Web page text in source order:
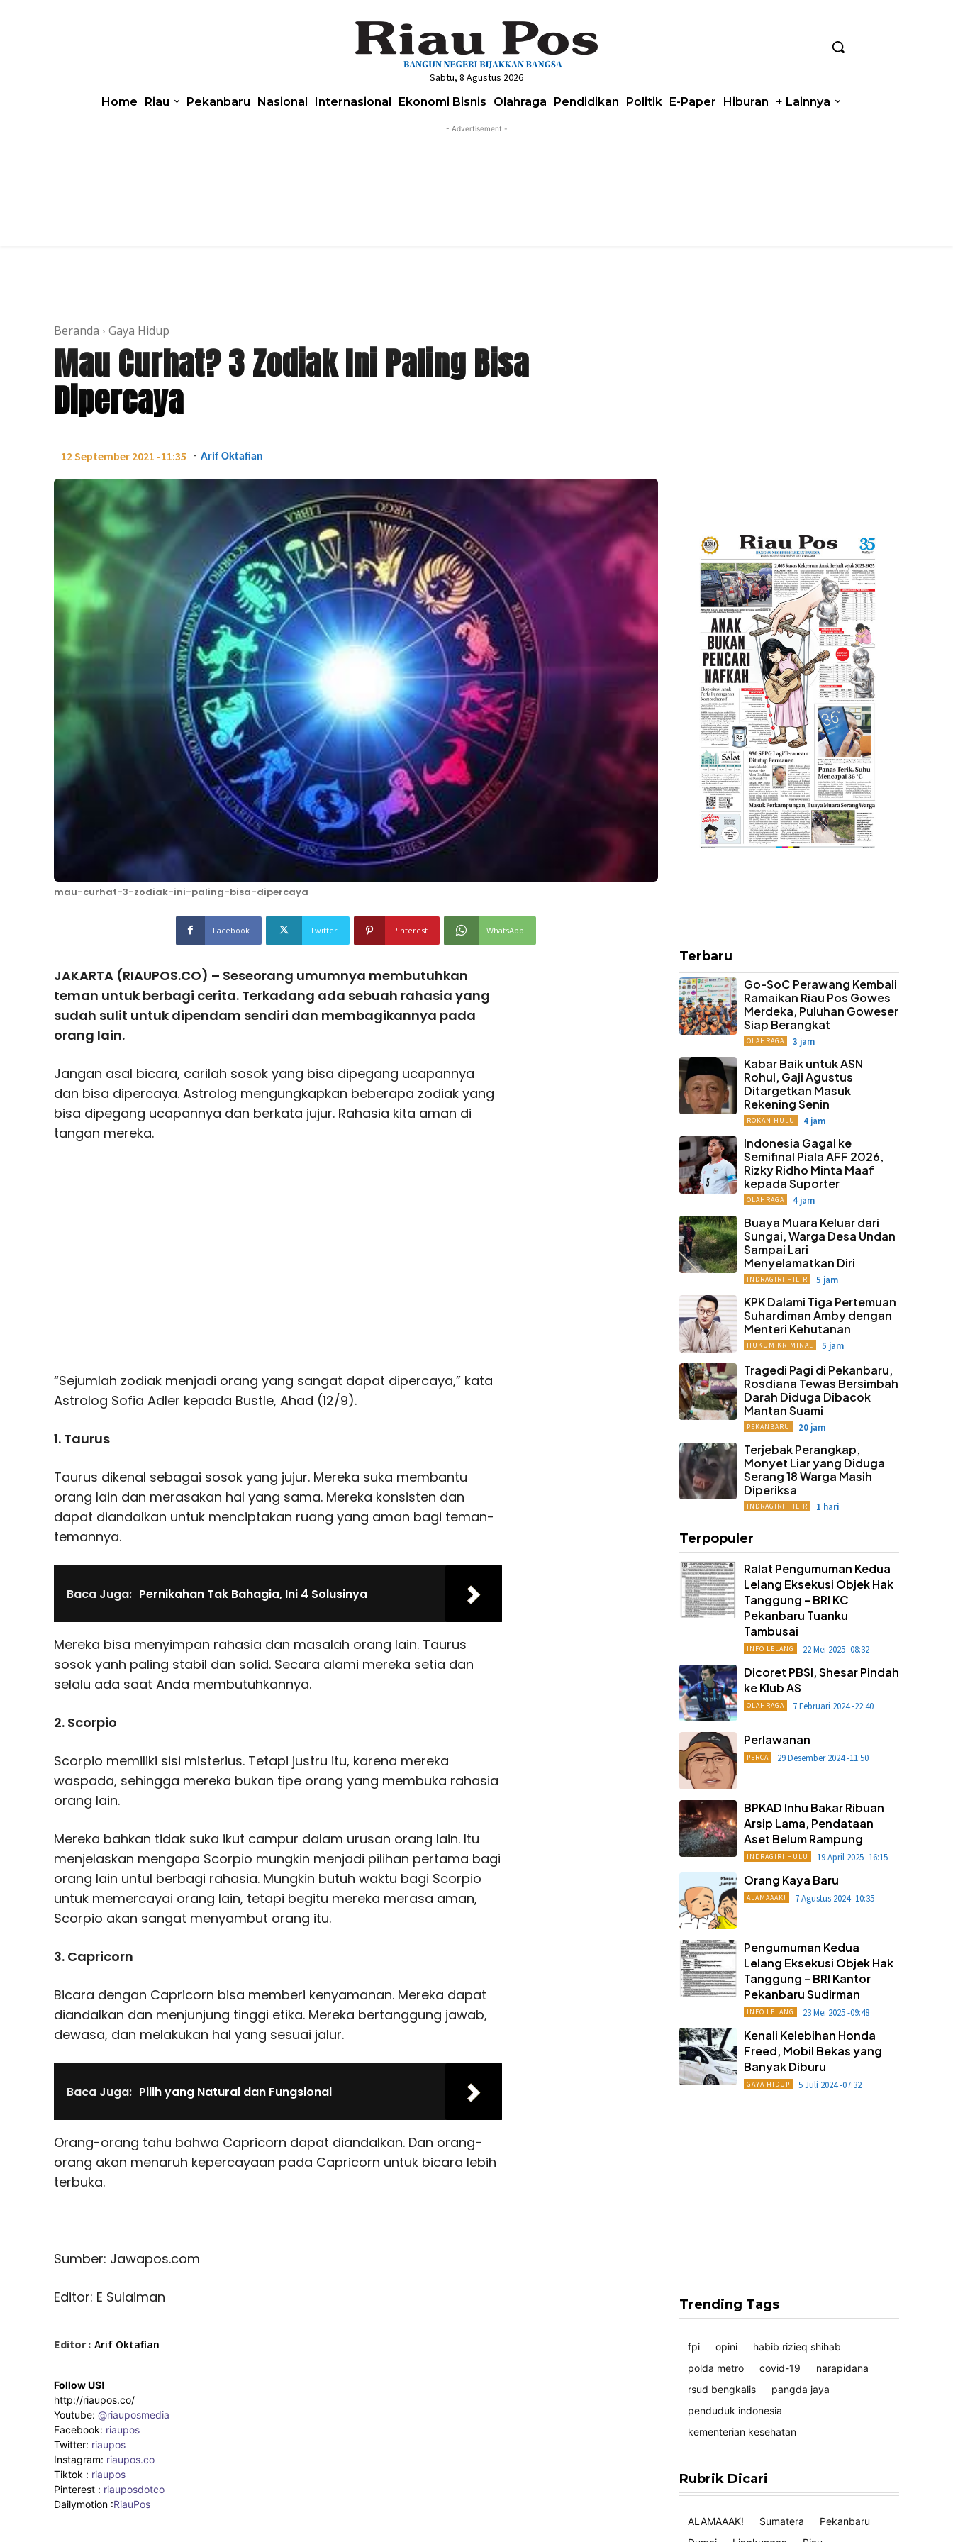
Sabtu, 8 Agustus 2026
Home Riau Pekanbaru Nasional Internasional Ekonomi Bisnis Olahraga Pendidikan Politik E-Paper Hiburan + Lainnya
- Advertisement -
Beranda Gaya Hidup
Mau Curhat? 3 Zodiak Ini Paling Bisa
Dipercaya
12 September 2021 -11:35 - Arif Oktafian
mau-curhat-3-zodiak-ini-paling-bisa-dipercaya
Facebook Twitter Pinterest WhatsApp
JAKARTA (RIAUPOS.CO) – Seseorang umumnya membutuhkan
teman untuk berbagi cerita. Terkadang ada sebuah rahasia yang
sudah sulit untuk dipendam sendiri dan membagikannya pada
orang lain.
Jangan asal bicara, carilah sosok yang bisa dipegang ucapannya
dan bisa dipercaya. Astrolog mengungkapkan beberapa zodiak yang
bisa dipegang ucapannya dan berkata jujur. Rahasia kita aman di
tangan mereka.
“Sejumlah zodiak menjadi orang yang sangat dapat dipercaya,” kata
Astrolog Sofia Adler kepada Bustle, Ahad (12/9).
1. Taurus
Taurus dikenal sebagai sosok yang jujur. Mereka suka membantu
orang lain dan merasakan hal yang sama. Mereka konsisten dan
dapat diandalkan untuk menciptakan ruang yang aman bagi teman-
temannya.
Baca Juga: Pernikahan Tak Bahagia, Ini 4 Solusinya
Mereka bisa menyimpan rahasia dan masalah orang lain. Taurus
sosok yanh paling stabil dan solid. Secara alami mereka setia dan
selalu ada saat Anda membutuhkannya.
2. Scorpio
Scorpio memiliki sisi misterius. Tetapi justru itu, karena mereka
waspada, sehingga mereka bukan tipe orang yang membuka rahasia
orang lain.
Mereka bahkan tidak suka ikut campur dalam urusan orang lain. Itu
menjelaskan mengapa Scorpio mungkin menjadi pilihan pertama bagi
orang lain untul berbagi rahasia. Mungkin butuh waktu bagi Scorpio
untuk memercayai orang lain, tetapi begitu mereka merasa aman,
Scorpio akan sangat menyambut orang itu.
3. Capricorn
Bicara dengan Capricorn bisa memberi kenyamanan. Mereka dapat
diandalkan dan menjunjung tinggi etika. Mereka bertanggung jawab,
dewasa, dan melakukan hal yang sesuai jalur.
Baca Juga: Pilih yang Natural dan Fungsional
Orang-orang tahu bahwa Capricorn dapat diandalkan. Dan orang-
orang akan menaruh kepercayaan pada Capricorn untuk bicara lebih
terbuka.
Sumber: Jawapos.com
Editor: E Sulaiman
Editor : Arif Oktafian
Follow US!
http://riaupos.co/
Youtube: @riauposmedia
Facebook: riaupos
Twitter: riaupos
Instagram: riaupos.co
Tiktok : riaupos
Pinterest : riauposdotco
Dailymotion :RiauPos
Terbaru
Go-SoC Perawang Kembali
Ramaikan Riau Pos Gowes
Merdeka, Puluhan Goweser
Siap Berangkat
OLAHRAGA 3 jam
Kabar Baik untuk ASN
Rohul, Gaji Agustus
Ditargetkan Masuk
Rekening Senin
ROKAN HULU 4 jam
Indonesia Gagal ke
Semifinal Piala AFF 2026,
Rizky Ridho Minta Maaf
kepada Suporter
OLAHRAGA 4 jam
Buaya Muara Keluar dari
Sungai, Warga Desa Undan
Sampai Lari
Menyelamatkan Diri
INDRAGIRI HILIR 5 jam
KPK Dalami Tiga Pertemuan
Suhardiman Amby dengan
Menteri Kehutanan
HUKUM KRIMINAL 5 jam
Tragedi Pagi di Pekanbaru,
Rosdiana Tewas Bersimbah
Darah Diduga Dibacok
Mantan Suami
PEKANBARU 20 jam
Terjebak Perangkap,
Monyet Liar yang Diduga
Serang 18 Warga Masih
Diperiksa
INDRAGIRI HILIR 1 hari
Terpopuler
Ralat Pengumuman Kedua
Lelang Eksekusi Objek Hak
Tanggung – BRI KC
Pekanbaru Tuanku
Tambusai
INFO LELANG 22 Mei 2025 -08:32
Dicoret PBSI, Shesar Pindah
ke Klub AS
OLAHRAGA 7 Februari 2024 -22:40
Perlawanan
PERCA 29 Desember 2024 -11:50
BPKAD Inhu Bakar Ribuan
Arsip Lama, Pendataan
Aset Belum Rampung
INDRAGIRI HULU 19 April 2025 -16:15
Orang Kaya Baru
ALAMAAAK! 7 Agustus 2024 -10:35
Pengumuman Kedua
Lelang Eksekusi Objek Hak
Tanggung – BRI Kantor
Pekanbaru Sudirman
INFO LELANG 23 Mei 2025 -09:48
Kenali Kelebihan Honda
Freed, Mobil Bekas yang
Banyak Diburu
GAYA HIDUP 5 Juli 2024 -07:32
Trending Tags
fpi opini
habib rizieq shihab
polda metro
covid-19
narapidana
rsud bengkalis
pangda jaya
penduduk indonesia
kementerian kesehatan
Rubrik Dicari
ALAMAAAK! Sumatera
Pekanbaru